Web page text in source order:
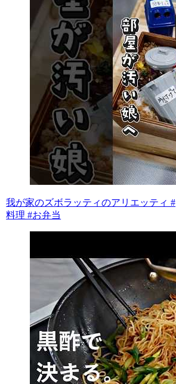
我が家のズボラッティのアリエッティ #
料理 #お弁当